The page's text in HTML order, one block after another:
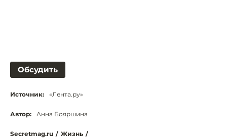
Обсудить
Источник: «Лента.ру»
Автор: Анна Бояршина
Secretmag.ru / Жизнь /